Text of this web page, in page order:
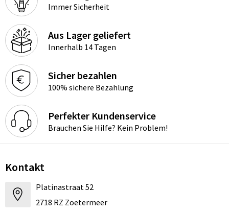
Immer Sicherheit
Aus Lager geliefert
Innerhalb 14 Tagen
Sicher bezahlen
100% sichere Bezahlung
Perfekter Kundenservice
Brauchen Sie Hilfe? Kein Problem!
Kontakt
Platinastraat 52
2718 RZ Zoetermeer